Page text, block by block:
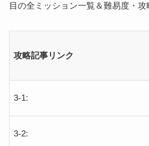
目の全ミッション一覧＆難易度・攻
攻略記事リンク
3-1:
3-2: